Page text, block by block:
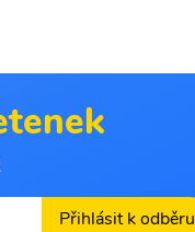
Přihlásit k odběru